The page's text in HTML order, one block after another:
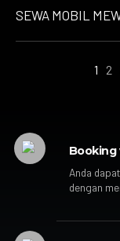
SEWA MOBIL
1 2
Booking
Anda
dengan